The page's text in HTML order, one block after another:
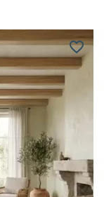
favorite_border